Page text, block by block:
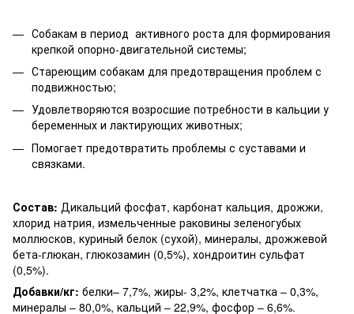
Собакам в период активного роста для формирования
крепкой опорно-двигательной системы;
Стареющим собакам для предотвращения проблем с
подвижностью;
Удовлетворяются возросшие потребности в кальции у
беременных и лактирующих животных;
Помогает предотвратить проблемы с суставами и
связками.
Состав: Дикальций фосфат, карбонат кальция, дрожжи,
хлорид натрия, измельченные раковины зеленогубых
моллюсков, куриный белок (сухой), минералы, дрожжевой
бета-глюкан, глюкозамин (0,5%), хондроитин сульфат
(0,5%).
Добавки/кг: белки– 7,7%, жиры- 3,2%, клетчатка – 0,3%,
минералы – 80,0%, кальций – 22,9%, фосфор – 6,6%.